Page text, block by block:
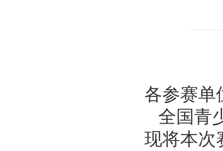
各参赛单
全国青
现将本次